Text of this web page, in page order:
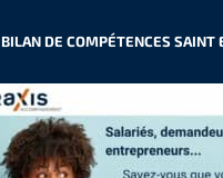
BILAN DE COMPÉTENCES SAINT